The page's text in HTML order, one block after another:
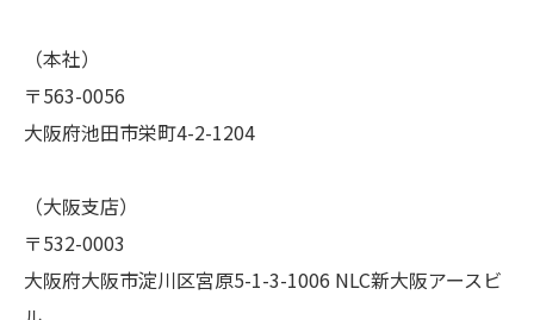
（本社）
〒563-0056
大阪府池田市栄町4-2-1204
（大阪支店）
〒532-0003
大阪府大阪市淀川区宮原5-1-3-1006 NLC新大阪アースビ